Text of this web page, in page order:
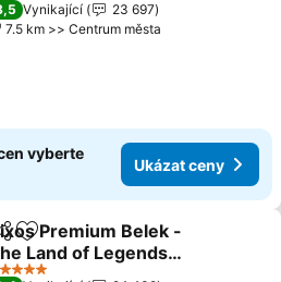
Vynikající
23 697
7.5 km >> Centrum města
vyberte
Ukázat ceny
Přidat na seznam oblíbených
Premium Belek -
Land of Legends
ceny
hvězdiček